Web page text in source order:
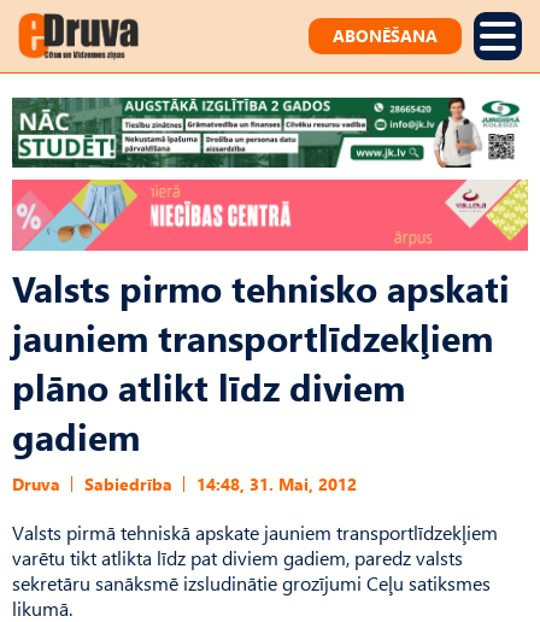
ABONĒŠANA
Valsts pirmo tehnisko apskati
jauniem transportlīdzekļiem
plāno atlikt līdz diviem
gadiem
Druva Sabiedrība 14:48, 31. Mai, 2012
Valsts pirmā tehniskā apskate jauniem transportlīdzekļiem
varētu tikt atlikta līdz pat diviem gadiem, paredz valsts
sekretāru sanāksmē izsludinātie grozījumi Ceļu satiksmes
likumā.